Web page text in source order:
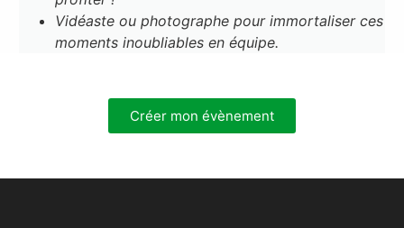
Vidéaste ou photographe pour immortaliser ces
moments inoubliables en équipe.
Créer mon évènement